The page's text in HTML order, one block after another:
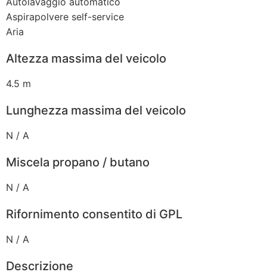
Aspirapolvere self-service
Aria
Altezza massima del veicolo
4.5 m
Lunghezza massima del veicolo
N / A
Miscela propano / butano
N / A
Rifornimento consentito di GPL
N / A
Descrizione